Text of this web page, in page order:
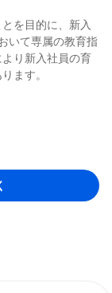
を目的に、新入
いて専属の教育指
り新入社員の育